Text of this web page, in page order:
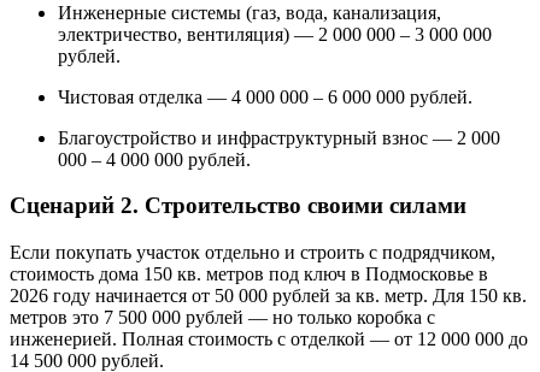
Инженерные системы (газ, вода, канализация,
электричество, вентиляция) — 2 000 000 – 3 000 000
рублей.
Чистовая отделка — 4 000 000 – 6 000 000 рублей.
Благоустройство и инфраструктурный взнос — 2 000
000 – 4 000 000 рублей.
Сценарий 2. Строительство своими силами
Если покупать участок отдельно и строить с подрядчиком,
стоимость дома 150 кв. метров под ключ в Подмосковье в
2026 году начинается от 50 000 рублей за кв. метр. Для 150 кв.
метров это 7 500 000 рублей — но только коробка с
инженерией. Полная стоимость с отделкой — от 12 000 000 до
14 500 000 рублей.